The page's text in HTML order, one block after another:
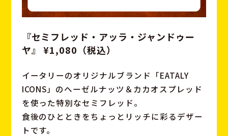
『セミフレッド・アッラ・ジャンドゥー
ヤ』 ¥1,080（税込）
イータリーのオリジナルブランド「EATALY
ICONS」のヘーゼルナッツ＆カカオスプレッド
を使った特別なセミフレッド。
食後のひとときをちょっとリッチに彩るデザー
トです。